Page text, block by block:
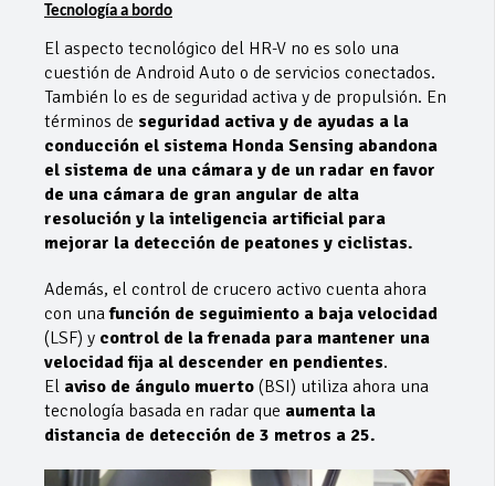
Tecnología a bordo
El aspecto tecnológico del HR-V no es solo una
cuestión de Android Auto o de servicios conectados.
También lo es de seguridad activa y de propulsión. En
términos de seguridad activa y de ayudas a la
conducción el sistema Honda Sensing abandona
el sistema de una cámara y de un radar en favor
de una cámara de gran angular de alta
resolución y la inteligencia artificial para
mejorar la detección de peatones y ciclistas.
Además, el control de crucero activo cuenta ahora
con unafunción de seguimiento a baja velocidad
(LSF) y control de la frenada para mantener una
velocidad fija al descender en pendientes.
El aviso de ángulo muerto (BSI) utiliza ahora una
tecnología basada en radar que aumenta la
distancia de detección de 3 metros a 25.